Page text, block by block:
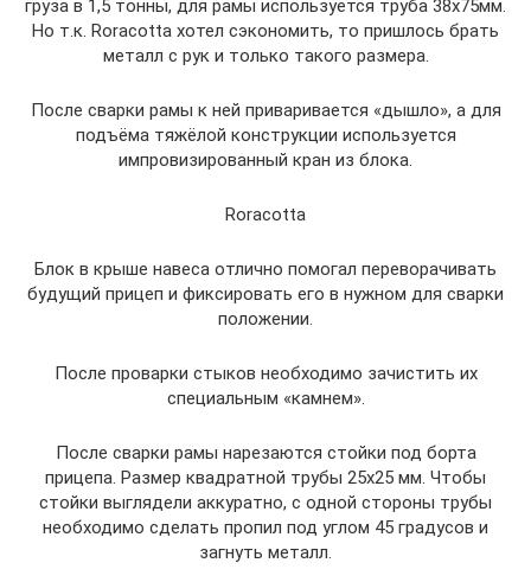
груза в 1,5 тонны, для рамы используется труба 38х75мм.
Но т.к. Roracotta хотел сэкономить, то пришлось брать
металл с рук и только такого размера.
После сварки рамы к ней приваривается «дышло», а для
подъёма тяжёлой конструкции используется
импровизированный кран из блока.
Roracotta
Блок в крыше навеса отлично помогал переворачивать
будущий прицеп и фиксировать его в нужном для сварки
положении.
После проварки стыков необходимо зачистить их
специальным «камнем».
После сварки рамы нарезаются стойки под борта
прицепа. Размер квадратной трубы 25х25 мм. Чтобы
стойки выглядели аккуратно, с одной стороны трубы
необходимо сделать пропил под углом 45 градусов и
загнуть металл.